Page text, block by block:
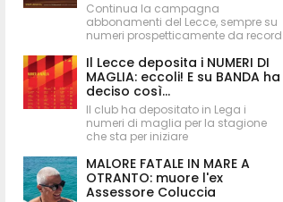
Continua la campagna
abbonamenti del Lecce, sempre su
numeri prospetticamente da record
Il Lecce deposita i NUMERI DI
MAGLIA: eccoli! E su BANDA ha
deciso così...
Il club ha depositato in Lega i
numeri di maglia per la stagione
che sta per iniziare
MALORE FATALE IN MARE A
OTRANTO: muore l'ex
Assessore Coluccia